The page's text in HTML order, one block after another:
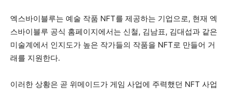
엑스바이블루는 예술 작품 NFT를 제공하는 기업으로, 현재 엑
스바이블루 공식 홈페이지에서는 신철, 김남표, 김대섭과 같은
미술계에서 인지도가 높은 작가들의 작품을 NFT로 만들어 거
래를 지원한다.
이러한 상황은 곧 위메이드가 게임 사업에 주력했던 NFT 사업